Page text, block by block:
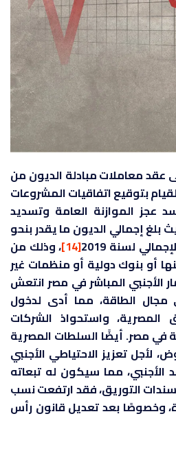
عقد معاملات مبادلة الديون من
بتوقيع اتفاقيات المشروعات
عجز الموازنة العامة وتسديد
إجمالي الديون ما يقدر بنحو
[14]
، وذلك من
أو بنوك دولية أو منظمات غير
الأجنبي المباشر في مصر انتعش
مجال الطاقة، مما أدى لدخول
واستحواذ الشركات
في مصر. أيضًا السلطات المصرية
لأجل تعزيز الاحتياطي الأجنبي
الأجنبي، مما سيكون له تبعاته
سندات التوريق، فقد ارتفعت نسب
وخصوصًا بعد تعديل قانون رأس